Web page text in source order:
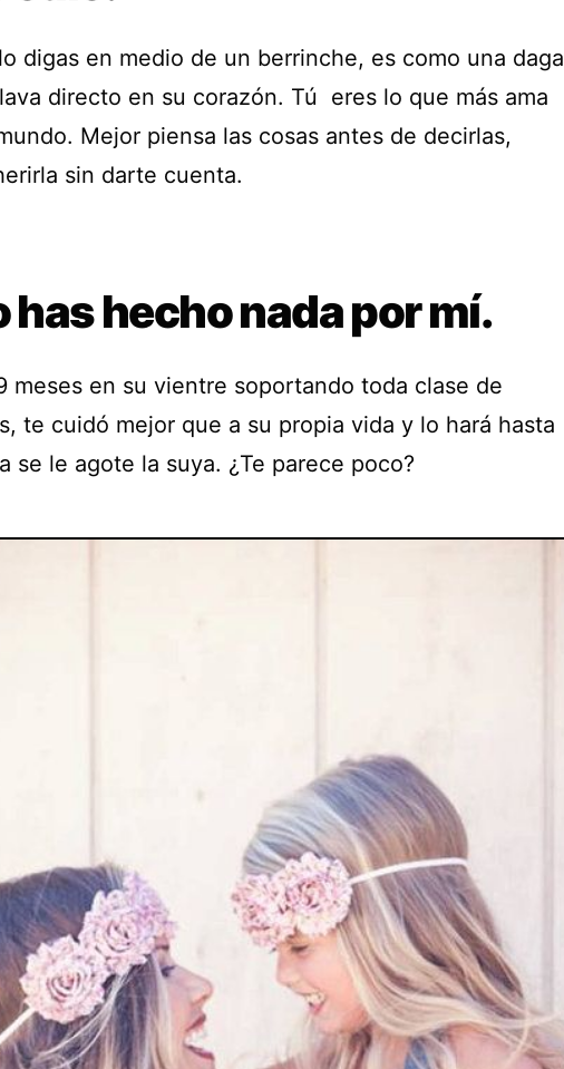
digas en medio de un berrinche, es como una daga
directo en su corazón. Tú eres lo que más ama
Mejor piensa las cosas antes de decirlas,
sin darte cuenta.
has hecho nada por mí.
meses en su vientre soportando toda clase de
te cuidó mejor que a su propia vida y lo hará hasta
se le agote la suya. ¿Te parece poco?